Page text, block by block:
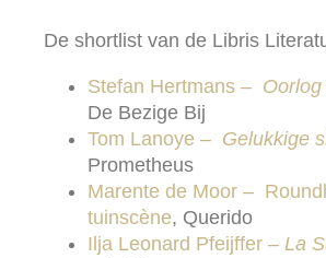
De shortlist van de Libris
Stefan Hertmans –
De Bezige Bij
Tom Lanoye – Gelukkige
Prometheus
Marente de Moor –
tuinscène, Querido
Ilja Leonard Pfeijffer – La